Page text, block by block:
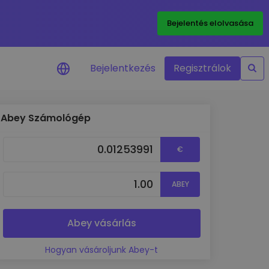
Bejelentés elolvasása
Portfólióelemzés
Intelligens betekintés az optimális
teljesítmény érdekében
Bejelentkezés Regisztrálok
Abey Számológép
€
ABEY
Abey vásárlás
Hogyan vásároljunk Abey-t